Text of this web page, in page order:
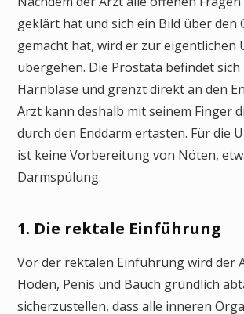
geklärt hat und sich ein Bild über den
gemacht hat, wird er zur eigentlichen
übergehen. Die Prostata befindet
Harnblase und grenzt direkt an den
Arzt kann deshalb mit seinem Finger
durch den Enddarm ertasten. Für die
ist keine Vorbereitung von Nöten,
Darmspülung.
1. Die rektale Einführung
Vor der rektalen Einführung wird der
Hoden, Penis und Bauch gründlich
sicherzustellen, dass alle inneren